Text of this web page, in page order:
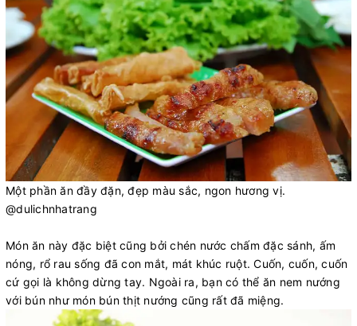
Một phần ăn đầy đặn, đẹp màu sắc, ngon hương vị.
@dulichnhatrang
Món ăn này đặc biệt cũng bởi chén nước chấm đặc sánh, ấm
nóng, rổ rau sống đã con mắt, mát khúc ruột. Cuốn, cuốn, cuốn
cứ gọi là không dừng tay. Ngoài ra, bạn có thể ăn nem nướng
với bún như món bún thịt nướng cũng rất đã miệng.